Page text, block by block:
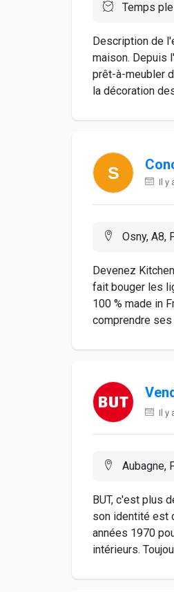
Temps
Description de
maison. Depuis
prêt-à-meubler
la décoration
Il y
Osny, A8,
Devenez
fait bouger les
100 % made in
comprendre
Il y
Aubagne,
BUT, c'est plus
son identité est
années 1970
intérieurs.